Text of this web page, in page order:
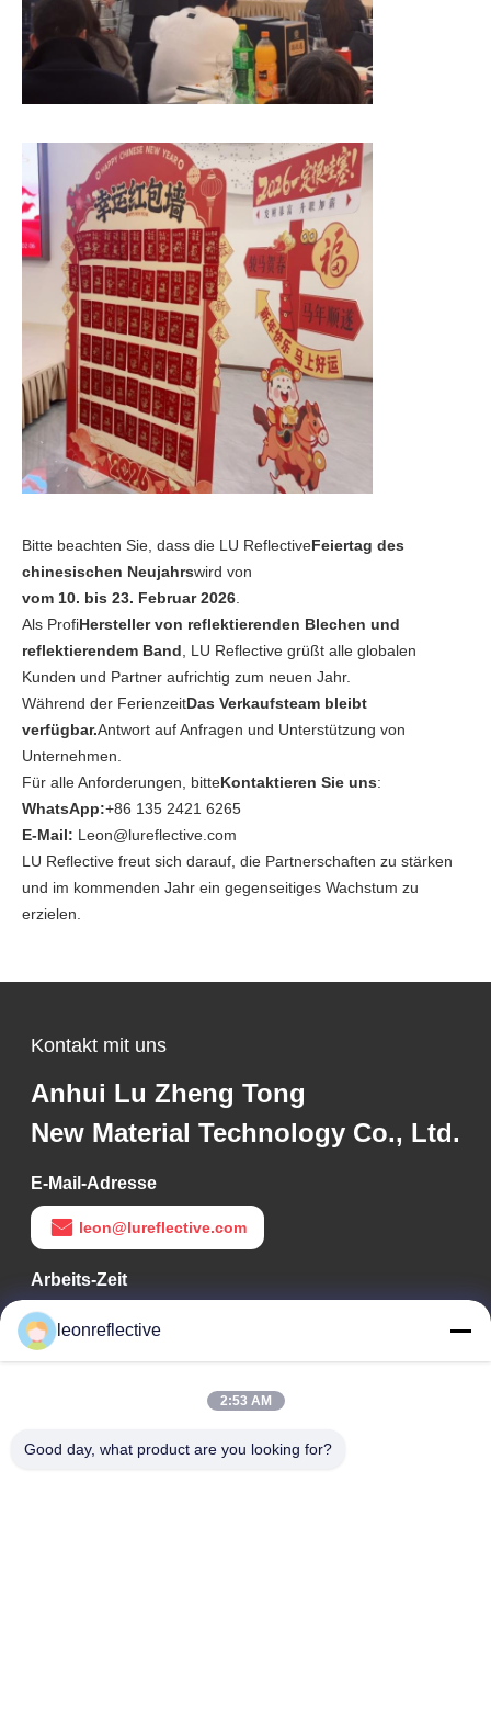
Bitte beachten Sie, dass die LU ReflectiveFeiertag des
chinesischen Neujahrswird von
vom 10. bis 23. Februar 2026
Als ProfiHersteller von reflektierenden Blechen und
reflektierendem Band , LU Reflective grüßt alle globalen
Kunden und Partner aufrichtig zum neuen Jahr.
Während der FerienzeitDas Verkaufsteam bleibt
verfügbar.Antwort auf Anfragen und Unterstützung von
Unternehmen.
Für alle Anforderungen, bitteKontaktieren Sie uns:
WhatsApp:+86 135 2421 6265
E-Mail: Leon@lureflective.com
LU Reflective freut sich darauf, die Partnerschaften zu stärken
und im kommenden Jahr ein gegenseitiges Wachstum zu
erzielen.
Kontakt mit uns
Anhui Lu Zheng Tong
New Material Technology Co., Ltd.
E-Mail-Adresse
leon@lureflective.com
Arbeits-Zeit
9:00-18:00
Unsere Adresse
Adresse des Unternehmens
Technologiepark Huayi, Hightech-Zone, Hefei, Anhui, China
leonreflective
2:53 AM
Good day, what product are you looking for?